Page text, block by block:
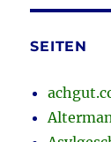
SEITEN